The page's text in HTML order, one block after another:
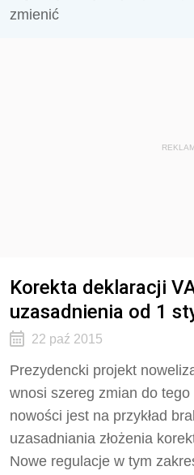
zmienić
Korekta deklaracji
uzasadnienia od 1
22 paź 2015
Prezydencki projekt
wnosi szereg zmian do
nowości jest na przykład
uzasadniania złożenia
Nowe regulacje w tym